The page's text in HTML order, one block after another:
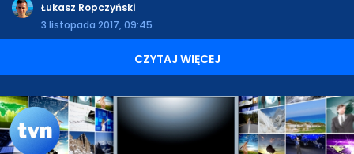
Łukasz Ropczyński
3 listopada 2017, 09:45
CZYTAJ WIĘCEJ